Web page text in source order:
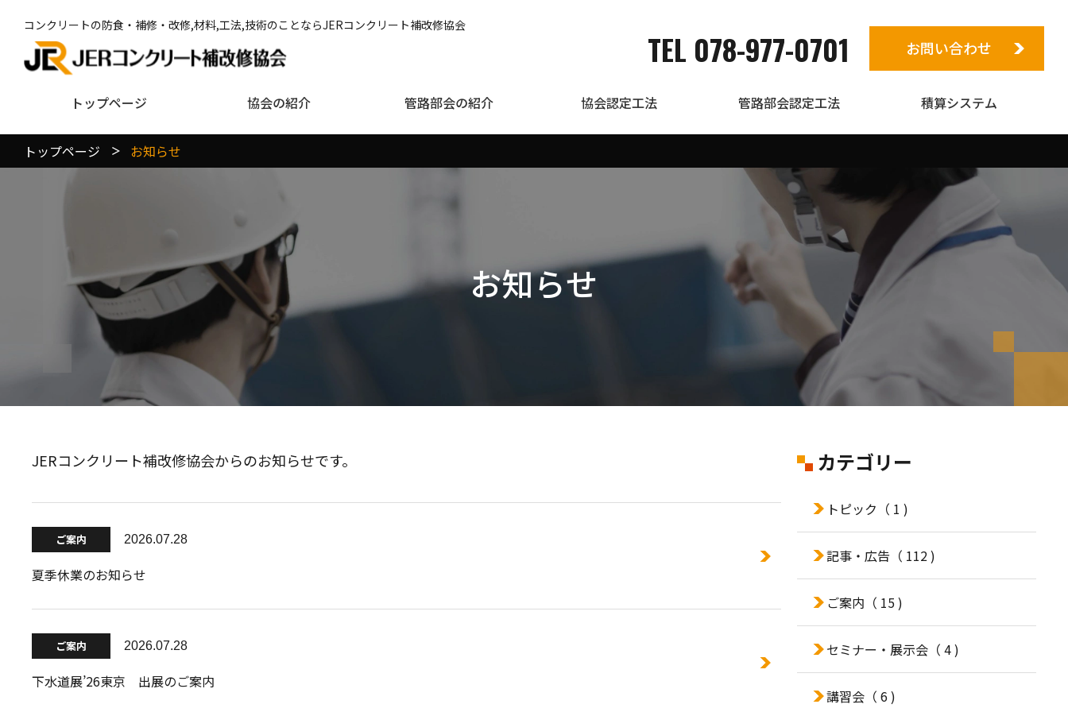
コンクリートの防食・補修・改修,材料,工法,技術のことならJERコンクリート補改修協会
TEL 078-977-0701 お問い合わせ
トップページ 協会の紹介 管路部会の紹介 協会認定工法 管路部会認定工法 積算システム
トップページ お知らせ
お知らせ
JERコンクリート補改修協会からのお知らせです。
ご案内 2026.07.28
夏季休業のお知らせ
ご案内 2026.07.28
下水道展’26東京 出展のご案内
カテゴリー
トピック （ 1 )
記事・広告 （ 112 )
ご案内 （ 15 )
セミナー・展示会 （ 4 )
講習会 （ 6 )